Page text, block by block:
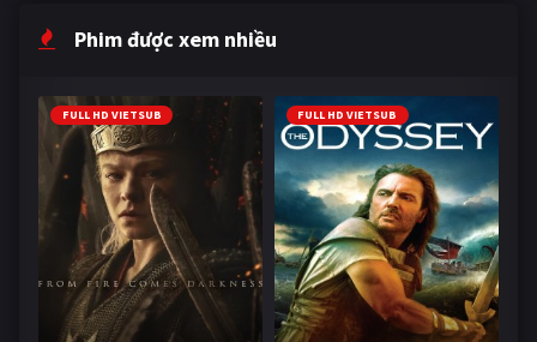
Phim được xem nhiều
FULL HD VIETSUB FULL HD VIETSUB